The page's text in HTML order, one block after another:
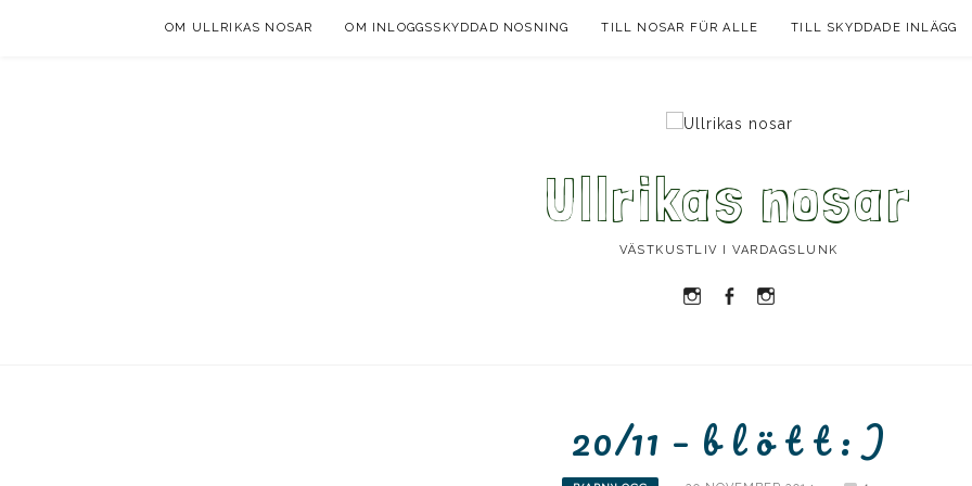
OM ULLRIKAS NOSAR OM INLOGGSSKYDDAD NOSNING TILL NOSAR FÜR ALLE TILL SKYDDADE INLÄGG
Ullrikas nosar
VÄSTKUSTLIV I VARDAGSLUNK
Instagram
Facebook
20/11 – b l ö t t : )